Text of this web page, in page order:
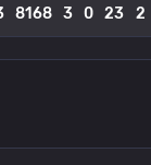
8168 3 0 23 2